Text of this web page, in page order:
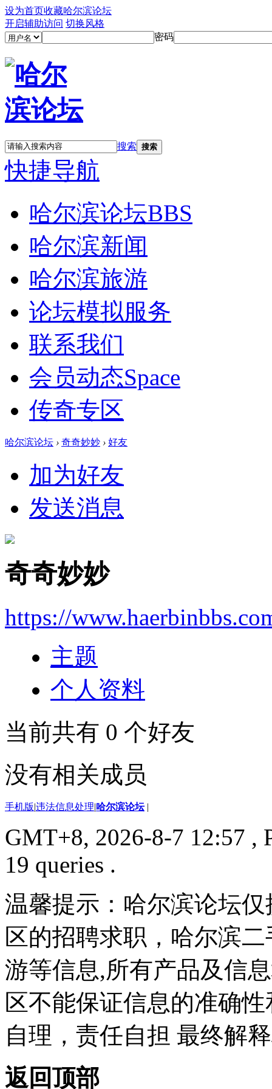
设为首页收藏哈尔滨论坛
开启辅助访问 切换风格
密码
搜索 搜索
快捷导航
哈尔滨论坛BBS
哈尔滨新闻
哈尔滨旅游
论坛模拟服务
联系我们
会员动态Space
传奇专区
哈尔滨论坛 › 奇奇妙妙 › 好友
加为好友
发送消息
奇奇妙妙
https://
主题
个人资料
当前共有 0 个好友
没有相关成员
手机版|违法信息处理|哈尔滨论坛 |
GMT+8, 2026-8-7 12:57 ,
19 queries .
温馨提示：哈尔滨论坛
区的招聘求职，哈尔滨
游等信息,所有产品及信
区不能保证信息的准确
自理，责任自担 最终解
返回顶部